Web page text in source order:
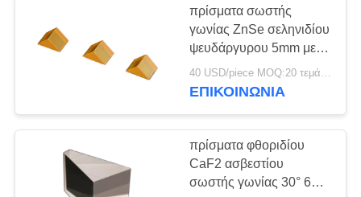
πρίσματα σωστής
γωνίας ZnSe σεληνιδίου
ψευδάργυρου 5mm με
την υψηλή ακρίβεια
επιφάνειας
40 USD/piece MOQ:20 τεμάχια
ΕΠΙΚΟΙΝΩΝΊΑ
πρίσματα φθοριδίου
CaF2 ασβεστίου
σωστής γωνίας 30° 60°